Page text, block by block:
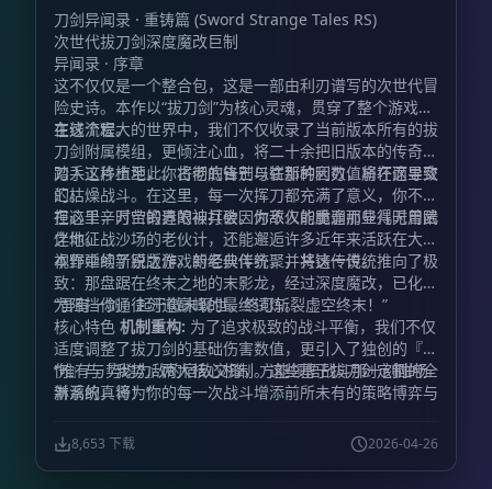
RS
刀剑异闻录 · 重铸篇 (Sword Strange Tales RS)
次世代拔刀剑深度魔改巨制
异闻录 · 序章
这不仅仅是一个整合包，这是一部由利刃谱写的次世代冒
险史诗。本作以“拔刀剑”为核心灵魂，贯穿了整个游戏的
主线流程。
在这个宏大的世界中，我们不仅收录了当前版本所有的拔
刀剑附属模组，更倾注心血，将二十余把旧版本的传奇名
刀手工移植至此。古老的锋芒与崭新的利刃，将在这里交
汇。
踏入这片土地，你将彻底告别以往那种因数值崩坏而导致
的枯燥战斗。在这里，每一次挥刀都充满了意义，你不必
担心千辛万苦锻造的神兵会因为敌人的脆弱而显得无用武
之地。
在这里，时空的界限被打破。你不仅能重逢那些儿时曾陪
伴你征战沙场的老伙计，还能邂逅许多近年来活跃在大众
视野中的新锐之作。新老伙伴齐聚，共铸传说。
本作延续了原版游戏的经典传统，并将这一传统推向了极
致：那盘踞在终末之地的末影龙，经过深度魔改，已化身
为阻挡你通往剑道巅峰的最终试炼。
“吾有一剑，起于微末现世，终可斩裂虚空终末！”
核心特色 机制重构: 为了追求极致的战斗平衡，我们不仅
适度调整了拔刀剑的基础伤害数值，更引入了独创的『怒
伤』与『我势』两大核心机制。这些基于拔刀剑定制的全
新系统，将为你的每一次战斗增添前所未有的策略博弈与
了独特的锻造（强化）阶段系统。玩家需要紧随主线剧情
的指引，一步一个脚印，逐渐解锁更高阶层的锻造技艺，
“唯有与势均力敌的宿敌交锋，方能领悟战斗那一刻酣畅
淋漓的真谛！”
8,653 下载 2026-04-26